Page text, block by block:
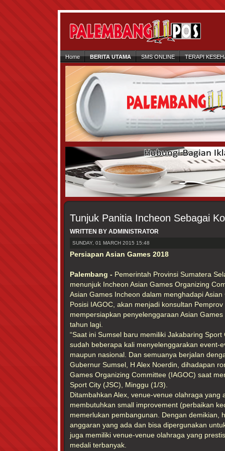
Home BERITA UTAMA SMS ONLINE TERAPI
Tunjuk Panitia Incheon Sebagai
WRITTEN BY ADMINISTRATOR
SUNDAY, 01 MARCH 2015 15:48
Persiapan Asian Games 2018
Palembang - Pemerintah Provinsi Sumatera
menunjuk Incheon Asian Games Organizing
Asian Games Incheon dalam menghadapi
Posisi IAGOC, akan menjadi konsultan
mempersiapkan penyelenggaraan Asian
tahun lagi.
“Saat ini Sumsel baru memiliki Jakabaring
sudah beberapa kali menyelenggarakan event-
maupun nasional. Dan semuanya berjalan
Gubernur Sumsel, H Alex Noerdin, dihadapan
Games Organizing Committee (IAGOC) saat
Sport City (JSC), Minggu (1/3).
Ditambahkan Alex, venue-venue olahraga yang
membutuhkan small improvement (perbaikan
memerlukan pembangunan. Dengan demikian,
anggaran yang ada dan bisa dipergunakan
juga memiliki venue-venue olahraga yang
medali terbanyak.